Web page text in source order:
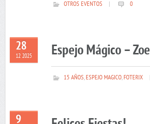
OTROS EVENTOS 0
28
12 2025 Espejo Mágico – Zoe
15 AÑOS,ESPEJO MAGICO,FOTERIX
9